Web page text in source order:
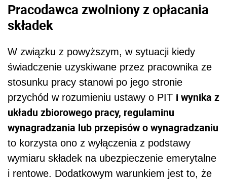
Pracodawca zwolniony z opłacania
składek
W związku z powyższym, w sytuacji kiedy
świadczenie uzyskiwane przez pracownika ze
stosunku pracy stanowi po jego stronie
przychód w rozumieniu ustawy o PIT i wynika z
układu zbiorowego pracy, regulaminu
wynagradzania lub przepisów o wynagradzaniu
to korzysta ono z wyłączenia z podstawy
wymiaru składek na ubezpieczenie emerytalne
i rentowe. Dodatkowym warunkiem jest to, że